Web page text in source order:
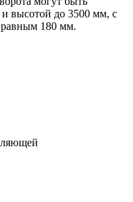
высотой до 3500 мм, с
180 мм.